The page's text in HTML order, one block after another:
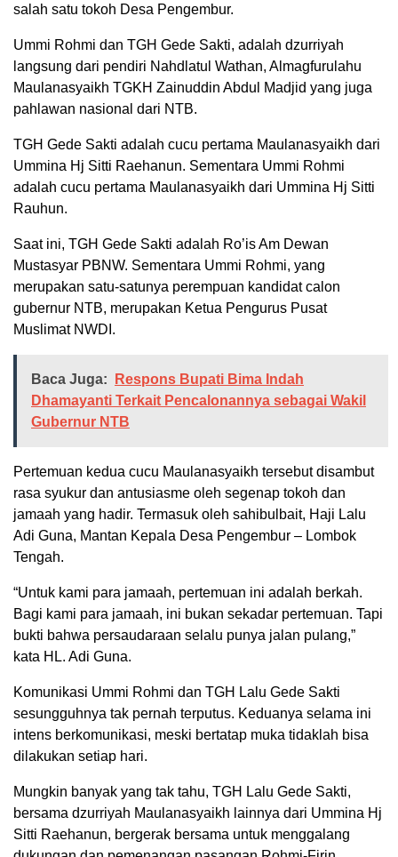
salah satu tokoh Desa Pengembur.
Ummi Rohmi dan TGH Gede Sakti, adalah dzurriyah
langsung dari pendiri Nahdlatul Wathan, Almagfurulahu
Maulanasyaikh TGKH Zainuddin Abdul Madjid yang juga
pahlawan nasional dari NTB.
TGH Gede Sakti adalah cucu pertama Maulanasyaikh dari
Ummina Hj Sitti Raehanun. Sementara Ummi Rohmi
adalah cucu pertama Maulanasyaikh dari Ummina Hj Sitti
Rauhun.
Saat ini, TGH Gede Sakti adalah Ro’is Am Dewan
Mustasyar PBNW. Sementara Ummi Rohmi, yang
merupakan satu-satunya perempuan kandidat calon
gubernur NTB, merupakan Ketua Pengurus Pusat
Muslimat NWDI.
Baca Juga:
Respons Bupati Bima Indah
Dhamayanti Terkait Pencalonannya sebagai Wakil
Gubernur NTB
Pertemuan kedua cucu Maulanasyaikh tersebut disambut
rasa syukur dan antusiasme oleh segenap tokoh dan
jamaah yang hadir. Termasuk oleh sahibulbait, Haji Lalu
Adi Guna, Mantan Kepala Desa Pengembur – Lombok
Tengah.
“Untuk kami para jamaah, pertemuan ini adalah berkah.
Bagi kami para jamaah, ini bukan sekadar pertemuan. Tapi
bukti bahwa persaudaraan selalu punya jalan pulang,”
kata HL. Adi Guna.
Komunikasi Ummi Rohmi dan TGH Lalu Gede Sakti
sesungguhnya tak pernah terputus. Keduanya selama ini
intens berkomunikasi, meski bertatap muka tidaklah bisa
dilakukan setiap hari.
Mungkin banyak yang tak tahu, TGH Lalu Gede Sakti,
bersama dzurriyah Maulanasyaikh lainnya dari Ummina Hj
Sitti Raehanun, bergerak bersama untuk menggalang